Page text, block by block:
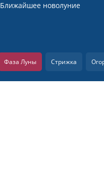
Ближайшее новолуние
Фаза Луны Стрижка